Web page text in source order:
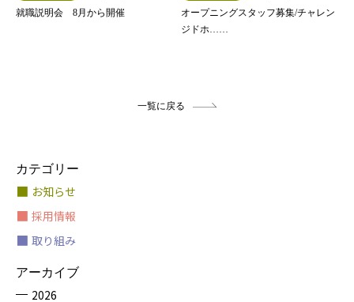
カテゴリー
お知らせ
採用情報
取り組み
アーカイブ
2026
就職説明会 8月から開催
オープニングスタッフ募集/チャレン
ジドホ……
一覧に戻る